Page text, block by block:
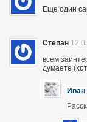
Еще один
Степан
всем
думаете
Иван